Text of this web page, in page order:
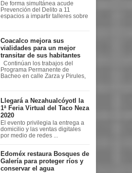
De forma simultánea acude
Prevención del Delito a 11
espacios a impartir talleres sobre
Coacalco mejora sus
vialidades para un mejor
transitar de sus habitantes
Continúan los trabajos del
Programa Permanente de
Bacheo en calle Zarza y Pirules,
Llegará a Nezahualcóyotl la
1ª Feria Virtual del Taco Neza
2020
El evento privilegia la entrega a
domicilio y las ventas digitales
por medio de redes ...
Edoméx restaura Bosques de
Galería para proteger ríos y
conservar el agua